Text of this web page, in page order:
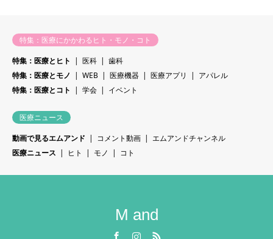
特集：医療にかかわるヒト・モノ・コト
特集：医療とヒト
医科
歯科
特集：医療とモノ
WEB 医療機器 医療アプリ
アパレル
特集：医療とコト
学会 イベント
医療ニュース
動画で見るエムアンド
コメント動画
エムアンドチャンネル
医療ニュース
ヒト モノ コト
M and